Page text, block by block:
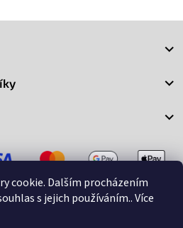
cookie. Dalším procházením
s jejich používáním.. Více